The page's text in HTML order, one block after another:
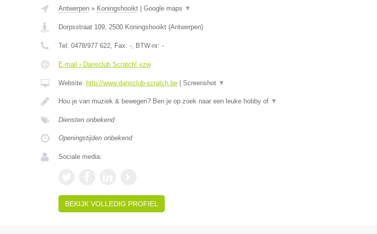
Antwerpen» Koningshooikt| Google maps ▼
Dorpsstraat 109, 2500 Koningshooikt(Antwerpen)
Tel: 0478/977 622, Fax: -, BTW-nr: -
E-mail › Dansclub Scratch! vzw
Website: http://www.dansclub-scratch.be| Screenshot ▼
Hou je van muziek & bewegen? Ben je op zoek naar een leuke hobby of ▼
Diensten onbekend
Openingstijden onbekend
Sociale media:
BEKIJK VOLLEDIG PROFIEL